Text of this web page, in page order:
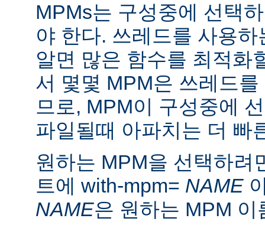
MPMs는 구성중에 선택
야 한다. 쓰레드를 사용
알면 많은 함수를 최적화
서 몇몇 MPM은 쓰레드
므로, MPM이 구성중에
파일될때 아파치는 더 빠
원하는 MPM을 선택하려
트에 with-mpm= NAME
NAME은 원하는 MPM 이